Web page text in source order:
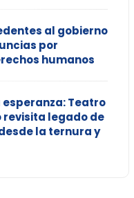
al gobierno
por
humanos
Teatro
revisita legado de
la ternura y